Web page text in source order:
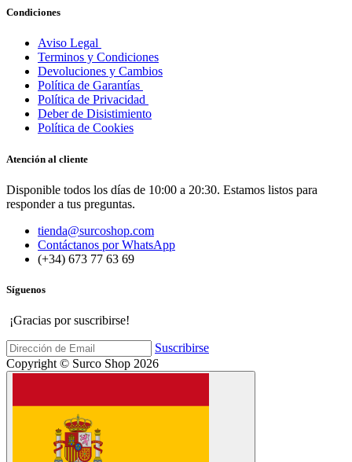
Condiciones
Aviso Legal
Terminos y Condiciones
Devoluciones y Cambios
Política de Garantías
Política de Privacidad
Deber de Disistimiento
Política de Cookies
Atención al cliente
Disponible todos los días de 10:00 a 20:30. Estamos listos para
responder a tus preguntas.
tienda@surcoshop.com
Contáctanos por WhatsApp
(+34) 673 77 63 69
Síguenos
¡Gracias por suscribirse!
Suscribirse
Copyright © Surco Shop 2026